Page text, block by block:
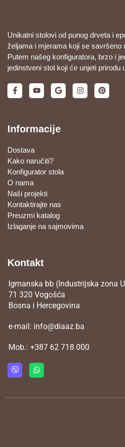
Unikatni stolovi od punog drveta i
željama i mjerama koji se savršeno
Putem našeg konfiguratora, brzo i
jedinstveni stol koji će unjeti prirodu
Informacije
Dostava
Kako naručiti?
Konfigurator stola
O nama
Naši projekti
Kontaktirajte nas
Preuzmi katalog
Izlaganje na sajmovima
Kontakt
Igmanska bb (Industrijska zona
71 320 Vogošća
Bosna i Hercegovina
e-mail: info@diaaz.ba
Mob.: +387 62 718 000